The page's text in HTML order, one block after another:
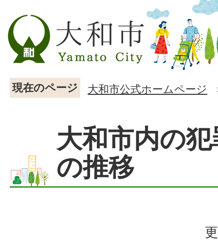
現在のページ 大和市公式ホームページ
大和市内の
の推移